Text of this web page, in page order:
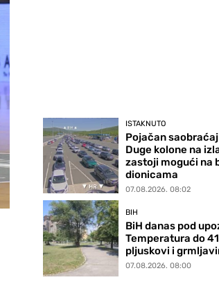
ISTAKNUTO
Pojačan
Duge kolone na
zastoji mogući na
dionicama
07.08.2026. 08:02
BIH
BiH danas pod
Temperatura do
pljuskovi i
07.08.2026. 08:00